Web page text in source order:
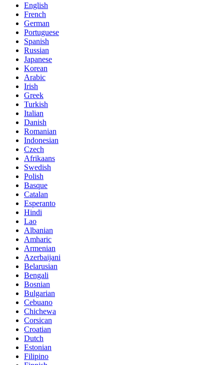
English
French
German
Portuguese
Spanish
Russian
Japanese
Korean
Arabic
Irish
Greek
Turkish
Italian
Danish
Romanian
Indonesian
Czech
Afrikaans
Swedish
Polish
Basque
Catalan
Esperanto
Hindi
Lao
Albanian
Amharic
Armenian
Azerbaijani
Belarusian
Bengali
Bosnian
Bulgarian
Cebuano
Chichewa
Corsican
Croatian
Dutch
Estonian
Filipino